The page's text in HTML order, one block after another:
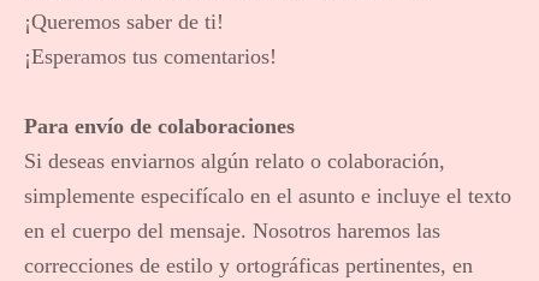
¡Queremos saber de ti!
¡Esperamos tus comentarios!
Para envío de colaboraciones
Si deseas enviarnos algún relato o colaboración,
simplemente especifícalo en el asunto e incluye el texto
en el cuerpo del mensaje. Nosotros haremos las
correcciones de estilo y ortográficas pertinentes, en